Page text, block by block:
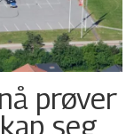
prøver
seg